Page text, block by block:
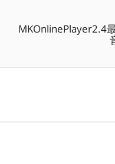
MKOnlinePlayer2.4